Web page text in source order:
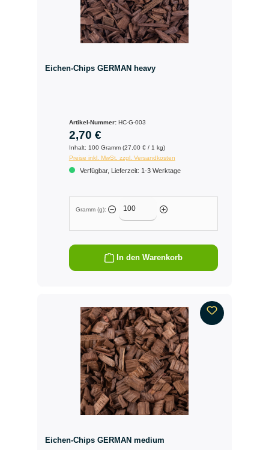
Eichen-Chips GERMAN heavy
Artikel-Nummer: HC-G-003
2,70 €
Inhalt: 100 Gramm (27,00 € / 1 kg)
Preise inkl. MwSt. zzgl. Versandkosten
Verfügbar, Lieferzeit: 1-3 Werktage
Gramm (g):
In den Warenkorb
Eichen-Chips GERMAN medium